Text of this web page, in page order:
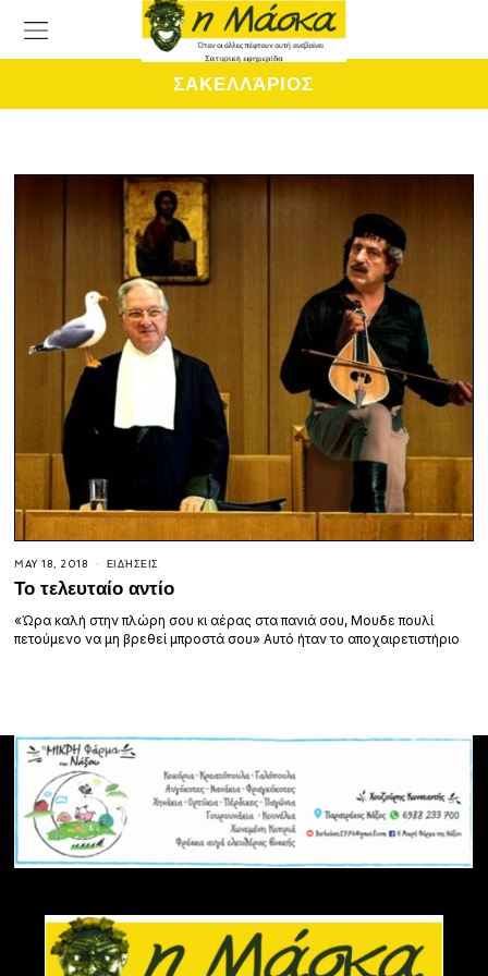
ΣΑΚΕΛΛΆΡΙΟΣ
MAY 18, 2018 ΕΙΔΉΣΕΙΣ
Το τελευταίο αντίο
«Ώρα καλή στην πλώρη σου κι αέρας στα πανιά σου, Μουδε πουλί
πετούμενο να μη βρεθεί μπροστά σου» Αυτό ήταν το αποχαιρετιστήριο